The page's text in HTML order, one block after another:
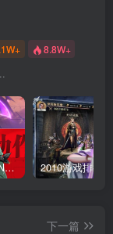
8.8W+
30级用什么人偶-DNF新手升级人偶选择指南
下一篇